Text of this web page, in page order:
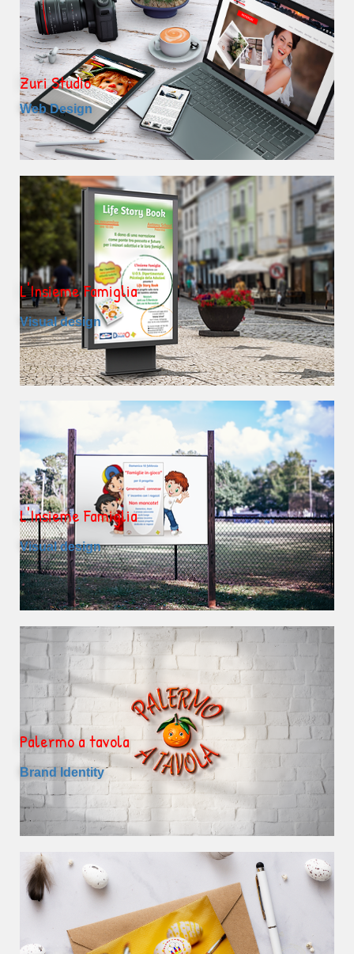
Zuri Studio
Web Design
L'Insieme Famiglia
Visual design
L'Insieme Famiglia
Visual design
Palermo a tavola
Brand Identity